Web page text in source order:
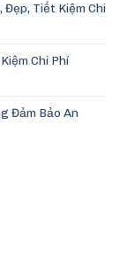
Đẹp, Tiết Kiệm Chi
Chi Phí
Đảm Bảo An